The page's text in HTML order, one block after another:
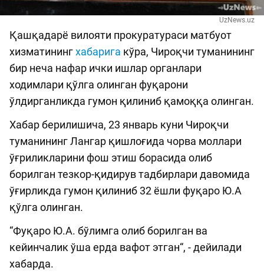
UzNews.uz
Қашқадарё вилояти прокуратураси матбуот
хизматинингхабарига кўра, Чироқчи туманининг
бир неча нафар ички ишлар органлари
ходимлари қўлга олинган фуқарони
ўлдирганликда гумон қилиниб қамоққа олинган.
Хабар берилишича, 23 январь куни Чироқчи
туманининг Лангар қишлоғида чорва моллари
ўғриликларини фош этиш борасида олиб
борилган тезкор-қидирув тадбирлари давомида
ўғирликда гумон қилиниб 32 ёшли фуқаро Ю.А
қўлга олинган.
“Фуқаро Ю.А. бўлимга олиб борилган ва
кейинчалик ўша ерда вафот этган“, - дейилади
хабарда.